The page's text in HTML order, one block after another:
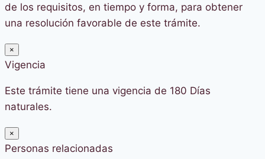
de los requisitos, en tiempo y forma, para obtener
una resolución favorable de este trámite.
×
Vigencia
Este trámite tiene una vigencia de 180 Días
naturales.
×
Personas relacionadas